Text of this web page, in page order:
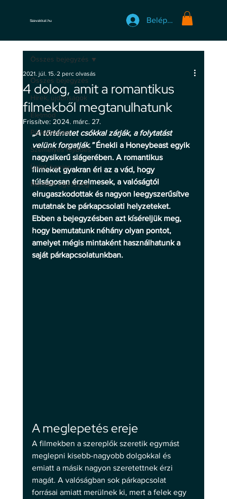
Szavakkal.hu Belépés
Összes bejegyzés
Hírek, újdonságok
Életmód
Párkapcsolat
Személyes fejlődés
Üzlet, karrier
Mentális egészség
Összes bejegyzés
4 dolog, amit a romantikus
filmekből megtanulhatunk
2021. júl. 15. 2 perc olvasás
Frissítve: 2024. márc. 27.
„A történetet csókkal zárják, a folytatást
velünk forgatják.” Énekli a Honeybeast egyik
nagysikerű slágerében. A romantikus
filmeket gyakran éri az a vád, hogy
túlságosan érzelmesek, a valóságtól
elrugaszkodottak és nagyon leegyszerűsítve
mutatnak be párkapcsolati helyzeteket.
Ebben a bejegyzésben azt kíséreljük meg,
hogy bemutatunk néhány olyan pontot,
amelyet mégis mintaként használhatunk a
saját párkapcsolatunkban.
A meglepetés ereje
A filmekben a szereplők szeretik egymást
meglepni kisebb-nagyobb dolgokkal és
emiatt a másik nagyon szeretettnek érzi
magát. A valóságban sok párkapcsolat
forrásai amiatt merülnek ki, mert a felek egy